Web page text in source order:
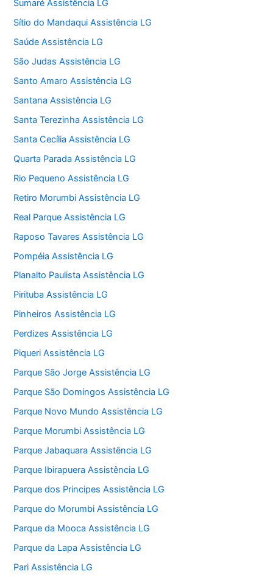
Sumaré Assistência LG
Sítio do Mandaqui Assistência LG
Saúde Assistência LG
São Judas Assistência LG
Santo Amaro Assistência LG
Santana Assistência LG
Santa Terezinha Assistência LG
Santa Cecília Assistência LG
Quarta Parada Assistência LG
Rio Pequeno Assistência LG
Retiro Morumbi Assistência LG
Real Parque Assistência LG
Raposo Tavares Assistência LG
Pompéia Assistência LG
Planalto Paulista Assistência LG
Pirituba Assistência LG
Pinheiros Assistência LG
Perdizes Assistência LG
Piqueri Assistência LG
Parque São Jorge Assistência LG
Parque São Domingos Assistência LG
Parque Novo Mundo Assistência LG
Parque Morumbi Assistência LG
Parque Jabaquara Assistência LG
Parque Ibirapuera Assistência LG
Parque dos Principes Assistência LG
Parque do Morumbi Assistência LG
Parque da Mooca Assistência LG
Parque da Lapa Assistência LG
Pari Assistência LG